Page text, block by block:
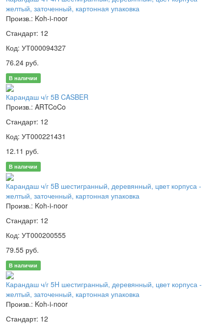
желтый, заточенный, картонная упаковка
Произв.: Koh-i-noor
Стандарт: 12
Код: УТ000094327
76.24 руб.
В наличии
Карандаш ч/г 5B CASBER
Произв.: ARTCoCo
Стандарт: 12
Код: УТ000221431
12.11 руб.
В наличии
Карандаш ч/г 5B шестигранный, деревянный, цвет корпуса -
желтый, заточенный, картонная упаковка
Произв.: Koh-i-noor
Стандарт: 12
Код: УТ000200555
79.55 руб.
В наличии
Карандаш ч/г 5H шестигранный, деревянный, цвет корпуса -
желтый, заточенный, картонная упаковка
Произв.: Koh-i-noor
Стандарт: 12